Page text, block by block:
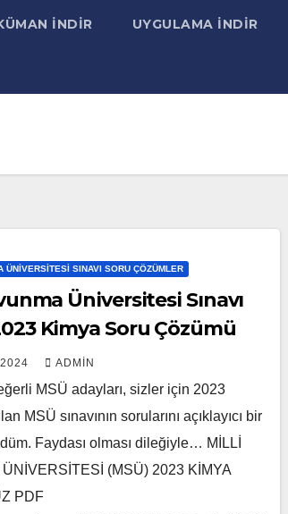
İNDIR UYGULAMA İNDIR
ÜNIVERSITESI SINAVI SORU ÇÖZÜMLER
Üniversitesi Sınavı
Kimya Soru Çözümü
ADMIN
MSÜ adayları, sizler için 2023
MSÜ sınavının sorularını açıklayıcı bir
Faydası olması dileğiyle… MİLLİ
(MSÜ) 2023 KİMYA
PDF